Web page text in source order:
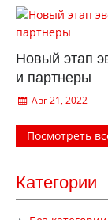
Новый этап
и партнеры
Авг 21, 2022
Посмотреть
Категории